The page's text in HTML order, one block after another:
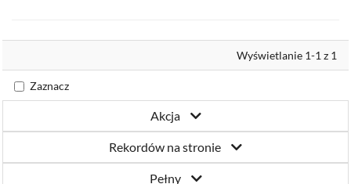
w
Katowicach
Wyświetlanie 1-1 z 1
Zaznacz
Akcja
Rekordów na stronie
Pełny